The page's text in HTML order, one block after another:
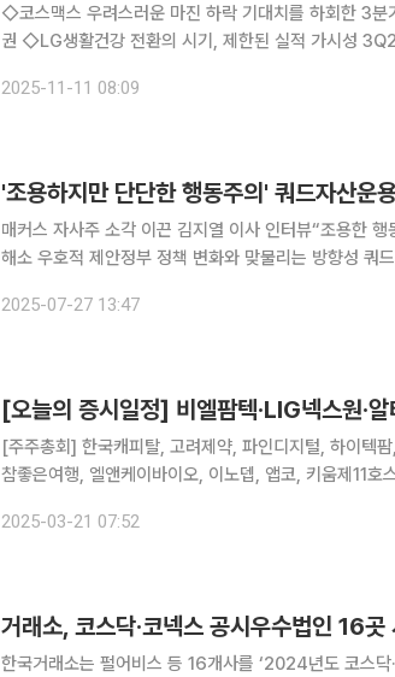
◇코스맥스 우려스러운 마진 하락 기대치를 하회한 3분
권 ◇LG생활건강 전환의 시기, 제한된 실적 가시성 3Q25 영업이익 462억원 (-56.4% YoY)로
영업이익 2,546억원 (-44.5% YoY), 컨센서스
2025-11-11 08:09
'조용하지만 단단한 행동주의' 쿼드자산운
매커스 자사주 소각 이끈 김지열 이사 인터뷰“조용한
해소 우호적 제안정부 정책 변화와 맞물리는 방향성 쿼드자산운용(이하 쿼드)이 또 한 번 기업을 움
번 캠페인을 주도한 김지열 쿼드자산운용 운용1본부 이
2025-07-27 13:47
[오늘의 증시일정] 비엘팜텍·LIG넥스원·
[주주총회] 한국캐피탈, 고려제약, 파인디지털, 하이텍
참좋은여행, 엘앤케이바이오, 이노뎁, 앱코, 키움제11
에프엠코리아, 나이스디앤비, 엑시온그룹, 이수앱지스, 대
2025-03-21 07:52
거래소, 코스닥·코넥스 공시우수법인 16곳
한국거래소는 펄어비스 등 16개사를 ‘2024년도 코스닥